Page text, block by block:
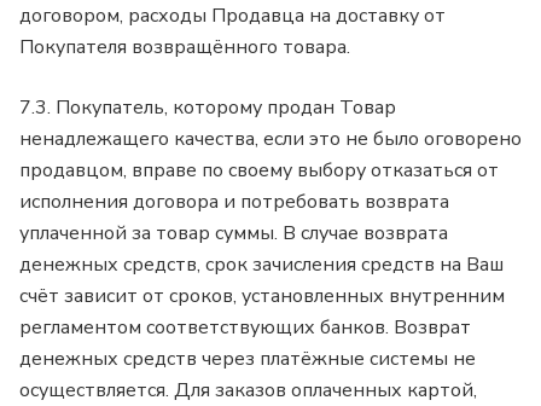
договором, расходы Продавца на доставку от
Покупателя возвращённого товара.
7.3. Покупатель, которому продан Товар
ненадлежащего качества, если это не было оговорено
продавцом, вправе по своему выбору отказаться от
исполнения договора и потребовать возврата
уплаченной за товар суммы. В случае возврата
денежных средств, срок зачисления средств на Ваш
счёт зависит от сроков, установленных внутренним
регламентом соответствующих банков. Возврат
денежных средств через платёжные системы не
осуществляется. Для заказов оплаченных картой,